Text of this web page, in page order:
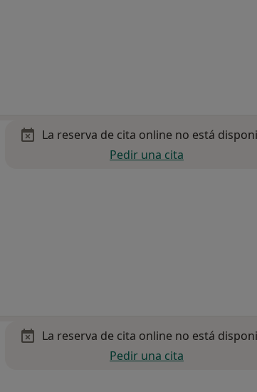
La reserva de cita online no está
Pedir una cita
La reserva de cita online no está
Pedir una cita